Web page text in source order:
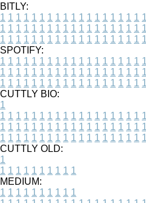
BITLY:
1 1 1 1 1 1 1 1 1 1 1 1 1 1 1 1 1 1 1
1 1 1 1 1 1 1 1 1 1 1 1 1 1 1 1 1 1 1
1 1 1 1 1 1 1 1 1 1 1 1 1 1 1 1 1 1 1
SPOTIFY:
1 1 1 1 1 1 1 1 1 1 1 1 1 1 1 1 1 1 1
1 1 1 1 1 1 1 1 1 1 1 1 1 1 1 1 1 1 1
1 1 1 1 1 1 1 1 1 1 1 1 1 1 1 1 1 1 1
CUTTLY BIO:
1
1 1 1 1 1 1 1 1 1 1 1 1 1 1 1 1 1 1 1
1 1 1 1 1 1 1 1 1 1 1 1 1 1 1 1 1 1 1
1 1 1 1 1 1 1 1 1 1 1 1 1 1 1 1 1 1 1
CUTTLY OLD:
1
1 1 1 1 1 1 1 1 1 1
MEDIUM:
1 1 1 1 1 1 1 1 1 1